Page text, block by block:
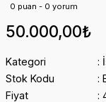
0 puan - 0 yorum
50.000,00₺
Kategori
Stok Kodu
Fiyat